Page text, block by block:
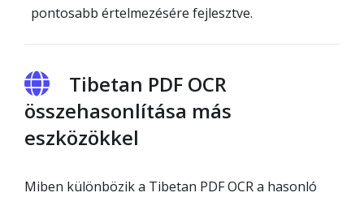
pontosabb értelmezésére fejlesztve.
Tibetan PDF OCR
összehasonlítása más
eszközökkel
Miben különbözik a Tibetan PDF OCR a hasonló